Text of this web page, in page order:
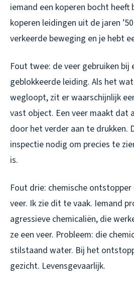
iemand een koperen bocht heeft
koperen leidingen uit de jaren
verkeerde beweging en je hebt
Fout twee: de veer gebruiken bij
geblokkeerde leiding. Als het
wegloopt, zit er waarschijnlijk
vast object. Een veer maakt dat
door het verder aan te drukken.
inspectie nodig om precies te
is.
Fout drie: chemische
veer. Ik zie dit te vaak. Iemand
agressieve chemicaliën, die
ze een veer. Probleem: die
stilstaand water. Bij het
gezicht. Levensgevaarlijk.